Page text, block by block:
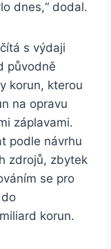
dnes,“ dodal.
s výdaji
původně
korun, kterou
na opravu
záplavami.
podle návrhu
zdrojů, zbytek
se pro
korun.